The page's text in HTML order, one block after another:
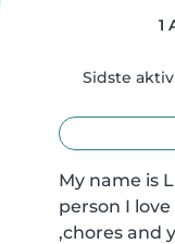
1
Sidste
My name is
person I
,chores and